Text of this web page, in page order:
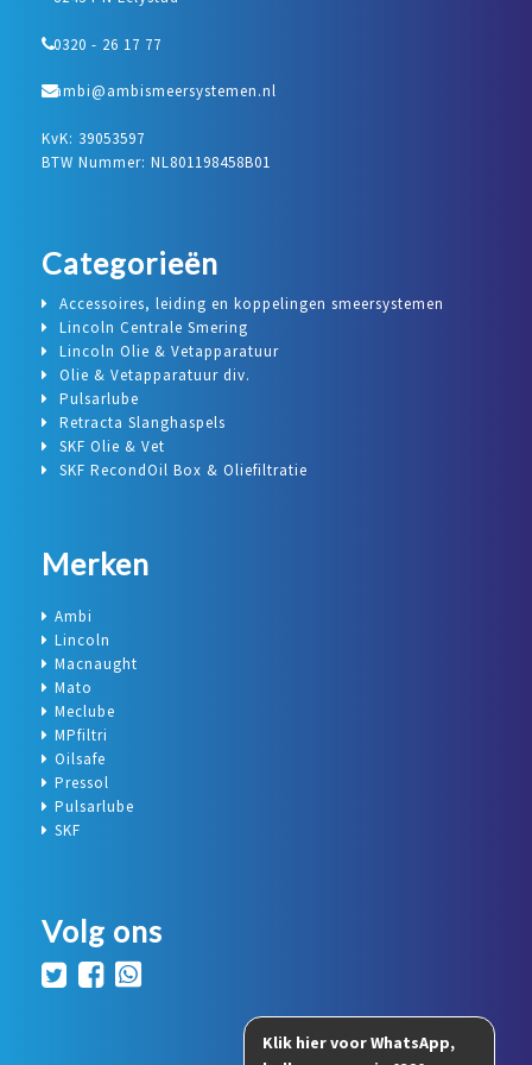
0320 - 26 17 77
ambi@ambismeersystemen.nl
KvK: 39053597
BTW Nummer: NL801198458B01
Categorieën
Accessoires, leiding en koppelingen smeersystemen
Lincoln Centrale Smering
Lincoln Olie & Vetapparatuur
Olie & Vetapparatuur div.
Pulsarlube
Retracta Slanghaspels
SKF Olie & Vet
SKF RecondOil Box & Oliefiltratie
Merken
Ambi
Lincoln
Macnaught
Mato
Meclube
MPfiltri
Oilsafe
Pressol
Pulsarlube
SKF
Volg ons